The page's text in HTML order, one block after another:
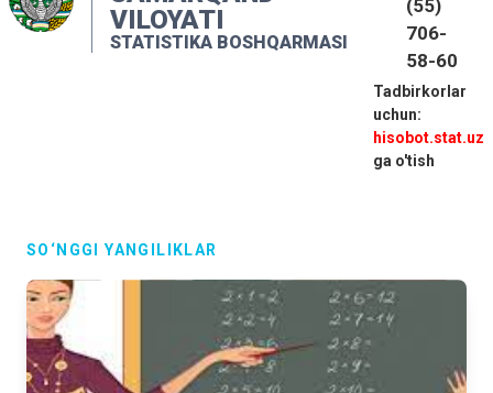
VILOYATI
STATISTIKA BOSHQARMASI
(55)
706-
58-60
Tadbirkorlar
uchun:
hisobot.stat.uz
ga o'tish
MUROJAATLAR
KONTAKTLAR
SO‘NGGI YANGILIKLAR